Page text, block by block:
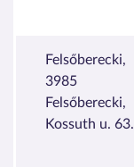
Felsőberecki,
3985
Felsőberecki,
Kossuth u. 63.